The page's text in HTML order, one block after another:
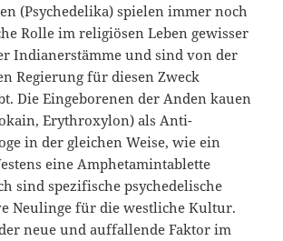
(Psychedelika) spielen immer noch
Rolle im religiösen Leben gewisser
Indianerstämme und sind von der
Regierung für diesen Zweck
Die Eingeborenen der Anden kauen
Erythroxylon) als Anti-
in der gleichen Weise, wie ein
eine Amphetamintablette
sind spezifische psychedelische
Neulinge für die westliche Kultur.
neue und auffallende Faktor im